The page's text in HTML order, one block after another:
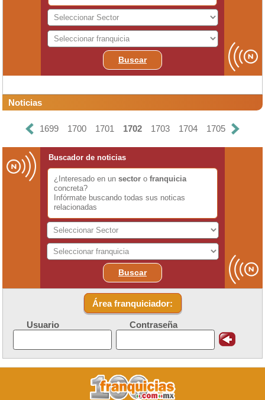
Buscar
Noticias
1699 1700 1701 1702 1703 1704 1705
Buscador de noticias
¿Interesado en un sector o franquicia
concreta?
Infórmate buscando todas sus noticas
relacionadas
Buscar
Área franquiciador:
Usuario Contraseña